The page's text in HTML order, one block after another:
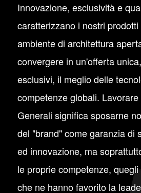
Innovazione, esclusività e
caratterizzano i nostri
ambiente di architettura
convergere in un'offerta
esclusivi, il meglio delle
competenze globali.
Generali significa sposarne
del "brand" come garanzia di
ed innovazione, ma
le proprie competenze,
che ne hanno favorito la